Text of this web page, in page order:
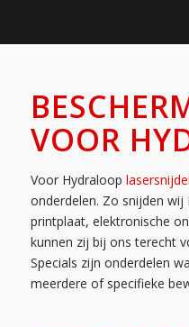
VOOR
Voor Hydraloop
onderdelen. Zo snijden wij
printplaat, elektronische
kunnen zij bij ons terecht
Specials zijn onderdelen
meerdere of specifieke